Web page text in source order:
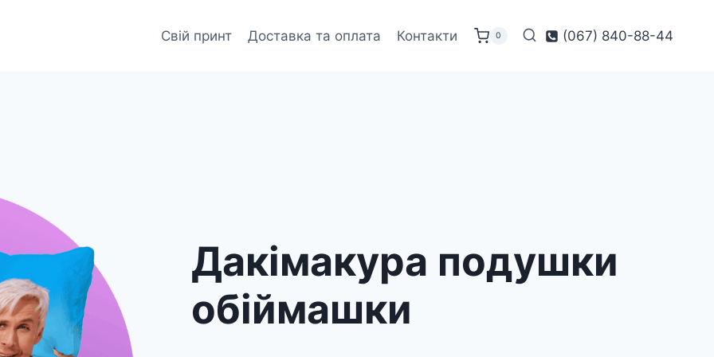
Свій принт Доставка та оплата Контакти 0 (067) 840-88-44
Дакімакура подушки
обіймашки